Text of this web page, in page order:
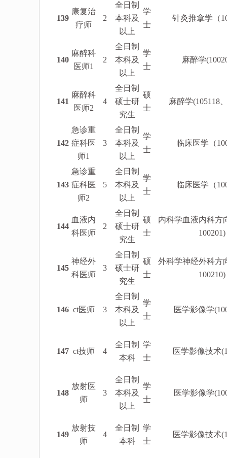
139
康复治
疗师
2
全日制
本科及
以上
学
士
针灸推拿学（
140
麻醉科
医师1
2
全日制
本科及
以上
学
士
麻醉学
141
麻醉科
医师2
4
全日制
硕士研
究生
硕
士
麻醉学(105118
142
急诊重
症科医
师1
3
全日制
本科及
以上
学
士
临床医学（
143
急诊重
症科医
师2
5
全日制
本科及
以上
学
士
临床医学（
144
血液内
科医师
2
全日制
硕士研
究生
硕
士
内科学血液内科方
100201)
145
神经外
科医师
3
全日制
硕士研
究生
硕
士
外科学神经外科方
100210)
146 ct医师 3
全日制
本科及
以上
学
士
医学影像学
147 ct技师 4
全日制
本科
学
士
医学影像技术
148
放射医
师
3
全日制
本科及
以上
学
士
医学影像学
149
放射技
师
4
全日制
本科
学
士
医学影像技术